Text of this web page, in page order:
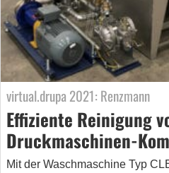
virtual.drupa 2021: Renzmann
Effiziente Reinigung
Druckmaschinen-
Mit der Waschmaschine Typ